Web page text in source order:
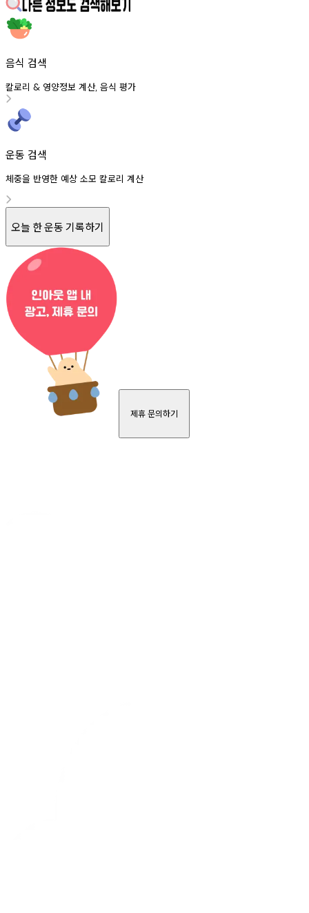
음식 검색
칼로리 & 영양정보 계산, 음식 평가
운동 검색
체중을 반영한 예상 소모 칼로리 계산
오늘 한 운동 기록하기
제휴 문의하기